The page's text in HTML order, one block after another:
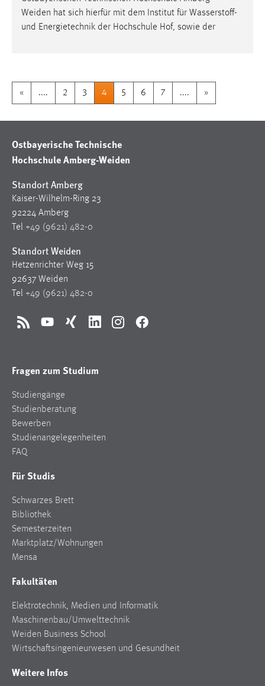
Weiden hat sich hierfür mit dem Institut für Wasserstoff-
und Energietechnik der Hochschule Hof, sowie der
« .... 2 3 4 5 6 7 .... »
Ostbayerische Technische
Hochschule Amberg-Weiden
Standort Amberg
Kaiser-Wilhelm-Ring 23
92224 Amberg
Tel +49 (9621) 482-0
Standort Weiden
Hetzenrichter Weg 15
92637 Weiden
Tel +49 (9621) 482-0
RSS YouTubeXing LinkedInInstagramFacebook
Fragen zum Studium
Studiengänge
Studienberatung
Bewerben
Studienangelegenheiten
FAQ
Für Studis
Schwarzes Brett
Bibliothek
Semesterzeiten
Marktplatz/Wohnungen
Mensa
Fakultäten
Elektrotechnik, Medien und Informatik
Maschinenbau/Umwelttechnik
Weiden Business School
Wirtschaftsingenieurwesen und Gesundheit
Weitere Infos